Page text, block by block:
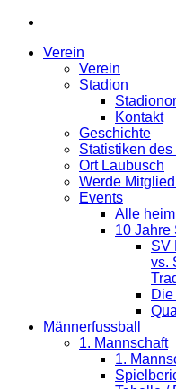
Verein
Verein
Stadion
Kontakt
Geschichte
Statistiken
Ort Laubusch
Werde
Events
Alle
10 Jahre
SV
vs.
Männerfussball
1. Mannschaft
1.